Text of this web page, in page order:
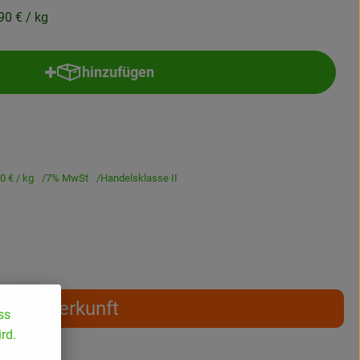
€ / kg
hinzufügen
Produkt zum Warenkorb hinzufügen
€/ kg 7% MwSt Handelsklasse II
Herkunft